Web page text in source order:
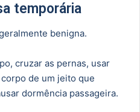
temporária
benigna.
cruzar as pernas, usar
de um jeito que
dormência passageira.